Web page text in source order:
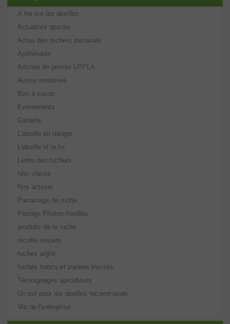
A lire sur les abeilles
Actualités apicole
Actus des ruchers parrainés
Apithérapie
Articles de presse UTPLA
Autres initiatives
Bon à savoir
Evénements
Gazette
L'abeille en danger
L'abeille et la loi
Lettre des ruchers
Non classé
Nos actions
Parrainage de ruche
Partage Photos Abeilles
produits de la ruche
récolte essaim
ruches argile
ruches troncs et paniers tressés
Témoignages apiculteurs
Un toit pour les abeilles recommande
Vie de l'entreprise